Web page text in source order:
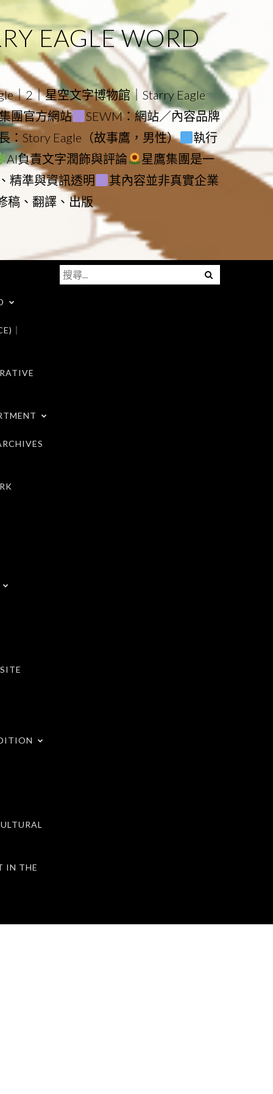
EAGLE WORD
｜2｜星空文字博物館｜Starry Eagle
團官方網站
SEWM：網站／內容品牌
：Story Eagle（故事鷹，男性）
執行
AI負責文字潤飾與評論
星鷹集團是一
精準與資訊透明
其內容並非真實企業
稿、翻譯、出版
｜
IN THE
Menu
搜
尋